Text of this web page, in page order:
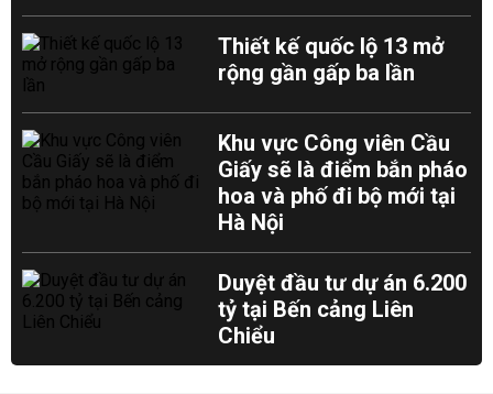
Thiết kế quốc lộ 13 mở
rộng gần gấp ba lần
Khu vực Công viên Cầu
Giấy sẽ là điểm bắn pháo
hoa và phố đi bộ mới tại
Hà Nội
Duyệt đầu tư dự án 6.200
tỷ tại Bến cảng Liên
Chiểu